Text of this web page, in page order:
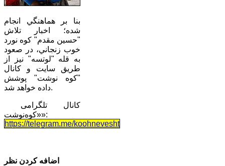
بنا بر هماهنگي انجام
شده؛ اخبار تلاش
"حسين مقدم" كوه نورد
خوب زنجاني، در صعود
به قله "لوتسه" نيز از
طريق سايت و كانال
"كوه نوشت" پوشش
داده خواهد شد.
«کوه‌نوشت»:
https://telegram.me/koohnevesht
اضافه کردن نظر